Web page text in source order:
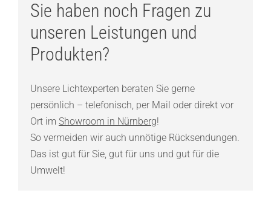
Sie haben noch Fragen zu
unseren Leistungen und
Produkten?
Unsere Lichtexperten beraten Sie gerne
persönlich – telefonisch, per Mail oder direkt vor
Ort im Showroom in Nürnberg!
So vermeiden wir auch unnötige Rücksendungen.
Das ist gut für Sie, gut für uns und gut für die
Umwelt!